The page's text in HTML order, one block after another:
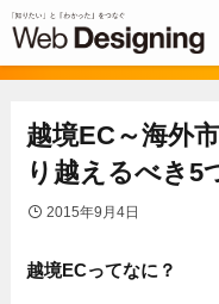
越境EC～海外
り越えるべき5
2015年9月4日
越境ECってなに？